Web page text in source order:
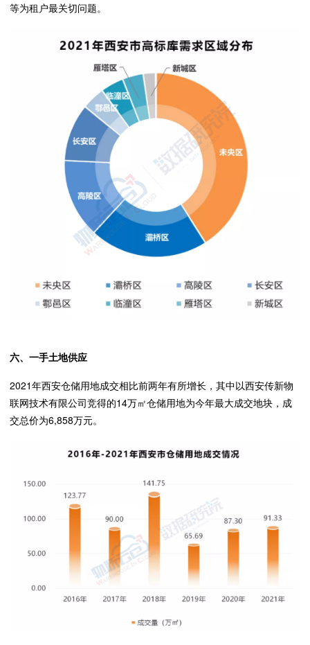
等为租户最关切问题。
六、一手土地供应
2021年西安仓储用地成交相比前两年有所增长，其中以西安传新物
联网技术有限公司竞得的14万㎡仓储用地为今年最大成交地块，成
交总价为6,858万元。